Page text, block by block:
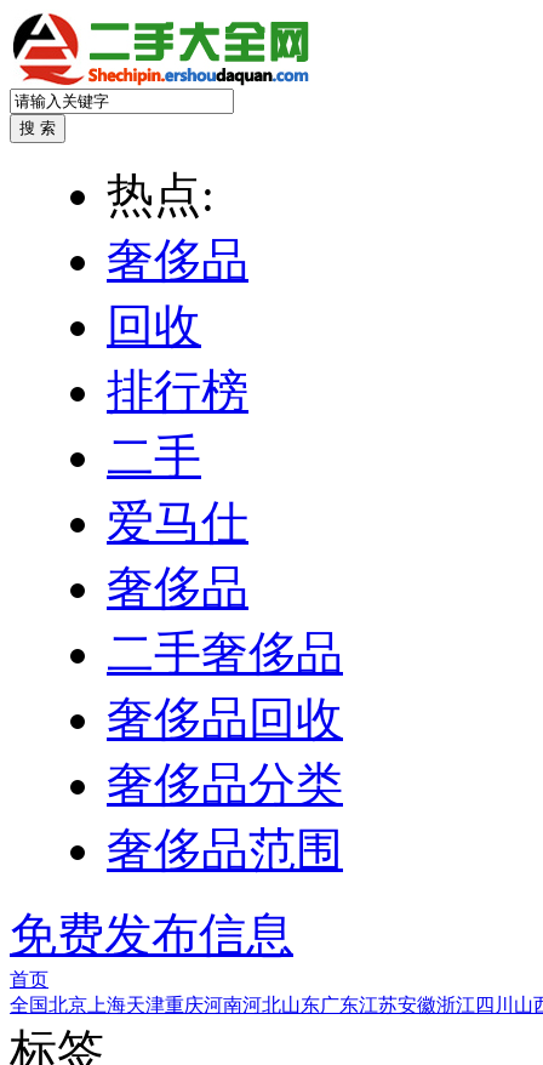
热点:
奢侈品
回收
排行榜
二手
爱马仕
奢侈品
二手奢侈品
奢侈品回收
奢侈品分类
奢侈品范围
免费发布信息
首页
全国北京 上海天津重庆河南河北山东广东江苏安徽浙江 四川 山
标签